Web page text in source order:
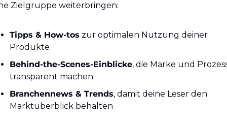
Zielgruppe weiterbringen:
Tipps & How-tos zur optimalen Nutzung deiner
Produkte
Behind-the-Scenes-Einblicke, die Marke und
transparent machen
Branchennews & Trends, damit deine Leser den
Marktüberblick behalten